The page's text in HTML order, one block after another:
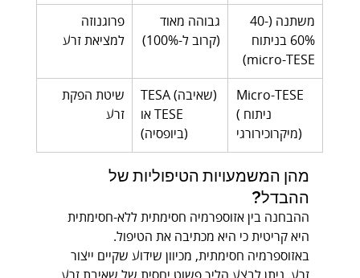
פרוגנוזה
למציאת זרע
גבוהה מאוד
(קרוב ל-100%)
משתנה (40-
60% בניתוח
micro-TESE)
שיטת הפקת
זרע
TESA (שאיבה)
או TESE
(ביופסיה)
Micro-TESE
(ניתוח
מיקרוכירורגי)
מהן המשמעויות הטיפוליות של
ההבדל?
ההבחנה בין אזוספרמיה חסימתית ללא-חסימתית
היא קריטית כי היא מכתיבה את הטיפול.
באזוספרמיה חסימתית, מכיוון שידוע שקיים ייצור